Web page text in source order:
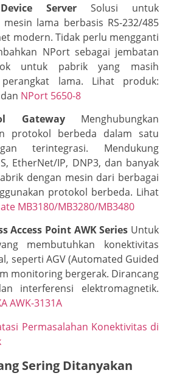
Server Solusi untuk
lama berbasis RS-232/485
modern. Tidak perlu mengganti
NPort sebagai jembatan
untuk pabrik yang masih
perangkat lama. Lihat produk:
dan NPort 5650-8
GatewayMenghubungkan
protokol berbeda dalam satu
terintegrasi. Mendukung
EtherNet/IP, DNP3, dan banyak
dengan mesin dari berbagai
protokol berbeda. Lihat
MB3180/MB3280/MB3480
Access Point AWK Series Untuk
membutuhkan konektivitas
seperti AGV (Automated Guided
monitoring bergerak. Dirancang
interferensi elektromagnetik.
AWK-3131A
Permasalahan Konektivitas di
Sering Ditanyakan